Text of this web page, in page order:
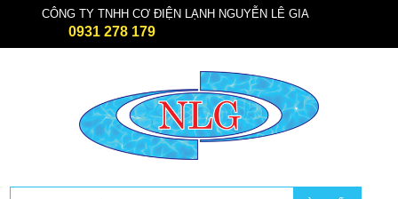
CÔNG TY TNHH CƠ ĐIỆN LẠNH NGUYỄN LÊ GIA
0931 278 179